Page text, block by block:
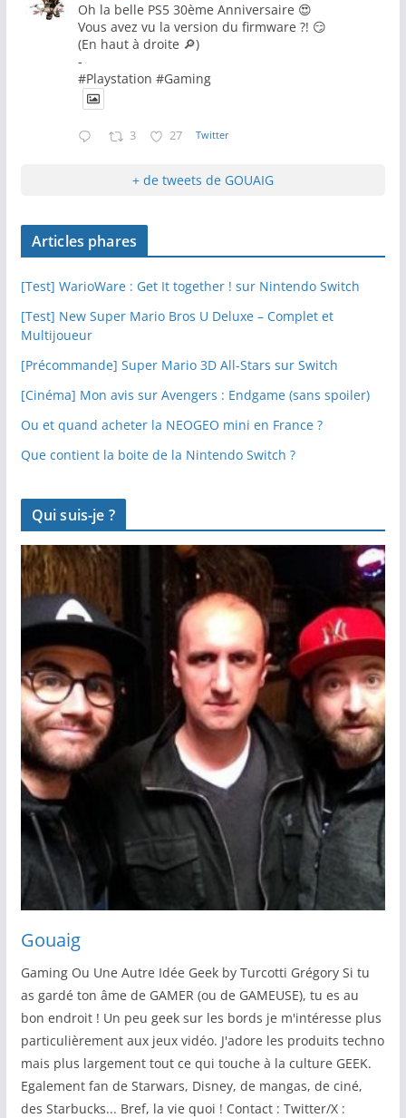
Oh la belle PS5 30ème Anniversaire 😍
Vous avez vu la version du firmware ?! 😏
(En haut à droite 🔎)
-
#Playstation #Gaming
3 27 Twitter
+ de tweets de GOUAIG
Articles phares
[Test] WarioWare : Get It together ! sur Nintendo Switch
[Test] New Super Mario Bros U Deluxe – Complet et
Multijoueur
[Précommande] Super Mario 3D All-Stars sur Switch
[Cinéma] Mon avis sur Avengers : Endgame (sans spoiler)
Ou et quand acheter la NEOGEO mini en France ?
Que contient la boite de la Nintendo Switch ?
Qui suis-je ?
Gouaig
Gaming Ou Une Autre Idée Geek by Turcotti Grégory Si tu
as gardé ton âme de GAMER (ou de GAMEUSE), tu es au
bon endroit ! Un peu geek sur les bords je m'intéresse plus
particulièrement aux jeux vidéo. J'adore les produits techno
mais plus largement tout ce qui touche à la culture GEEK.
Egalement fan de Starwars, Disney, de mangas, de ciné,
des Starbucks... Bref, la vie quoi ! Contact : Twitter/X :